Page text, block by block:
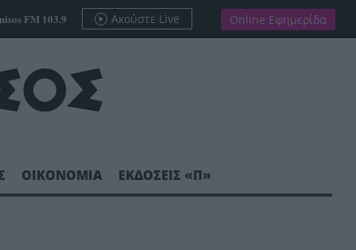
FM 103.9 Ακούστε Live Online Εφημερίδα
ΟΙΚΟΝΟΜΙΑ ΕΚΔΟΣΕΙΣ «Π»